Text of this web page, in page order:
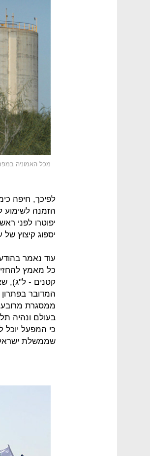
מכל האמוניה
לפיכך, חיפה
יספוג קיצוץ
עוד נאמר
כל מאמץ
קטנים - ל"ג),
המדובר בפתרון
בעולם ונהיה
כי המפעל
שממשלת